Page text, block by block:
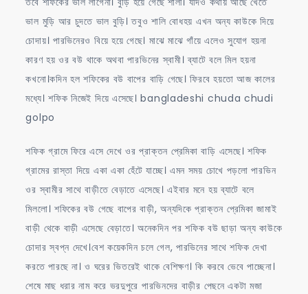
ভাল মুড়ি আর চুদতে ভাল বুড়ি। তবুও শালি বোধহয় এখন অন্য কাউকে দিয়ে
চোদায়। পারভিনেরও বিয়ে হয়ে গেছে। মাঝে মাঝে গাঁয়ে এলেও সুযোগ হয়না
কারণ হয় ওর বউ থাকে অথবা পারভিনের স্বামী। ব্যাটে বলে মিল হয়না
কখনো।কদিন হল শফিকের বউ বাপের বাড়ি গেছে। ফিরবে হয়তো আজ কালের
মধ্যে। শফিক নিজেই দিয়ে এসেছে। bangladeshi chuda chudi
golpo
শফিক গ্রামে ফিরে এসে দেখে ওর প্রাক্তন প্রেমিকা বাড়ি এসেছে। শফিক
গ্রামের রাস্তা দিয়ে একা একা হেঁটে যাচ্ছে। এমন সময় চোখে পড়লো পারভিন
ওর স্বামীর সাথে বাড়ীতে বেড়াতে এসেছে। এইবার মনে হয় ব্যাটে বলে
মিললো। শফিকের বউ গেছে বাপের বাড়ী, অন্যদিকে প্রাক্তন প্রেমিকা জামাই
বাড়ী থেকে বাড়ী এসেছে বেড়াতে। অনেকদিন পর শফিক বউ ছাড়া অন্য কাউকে
চোদার স্বপ্ন দেখে।বেশ কয়েকদিন চলে গেল, পারভিনের সাথে শফিক দেখা
করতে পারছে না। ও ঘরের ভিতরেই থাকে বেশিক্ষণ। কি করবে ভেবে পাচ্ছেনা।
শেষে মাছ ধরার নাম করে ভরদুপুরে পারভিনদের বাড়ীর পেছনে একটা মজা